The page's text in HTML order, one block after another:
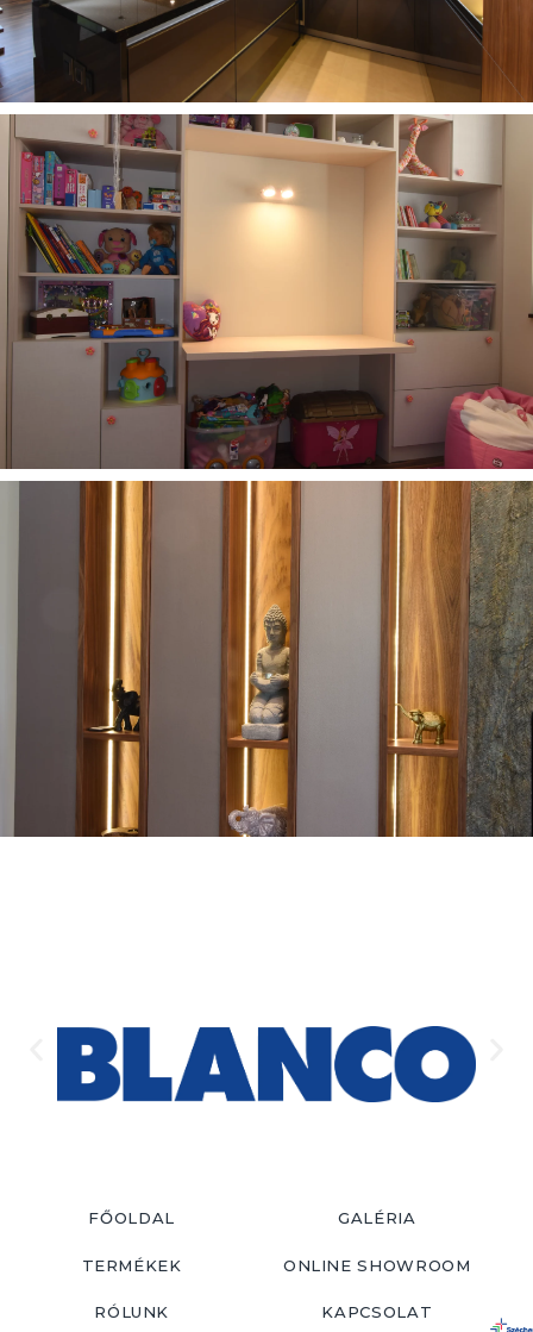
FŐOLDAL
TERMÉKEK
RÓLUNK
GALÉRIA
ONLINE SHOWROOM
KAPCSOLAT